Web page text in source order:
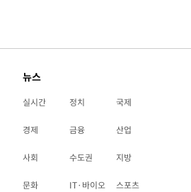
뉴스
실시간 정치 국제
경제 금융 산업
사회 수도권 지방
문화 IT·바이오 스포츠